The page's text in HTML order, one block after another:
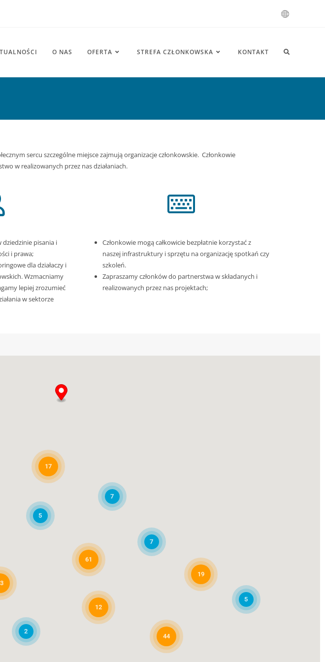
O NAS OFERTA STREFA CZŁONKOWSKA KONTAKT
sercu szczególne miejsce zajmują organizacje członkowskie. Członkowie
w realizowanych przez nas działaniach.
dziedzinie pisania i
i prawa;
dla działaczy i
Wzmacniamy
lepiej zrozumieć
w sektorze
Członkowie mogą całkowicie bezpłatnie korzystać z
naszej infrastruktury i sprzętu na organizację spotkań czy
szkoleń.
Zapraszamy członków do partnerstwa w składanych i
realizowanych przez nas projektach;
19
5
17
61
44
12
7
7
5
2